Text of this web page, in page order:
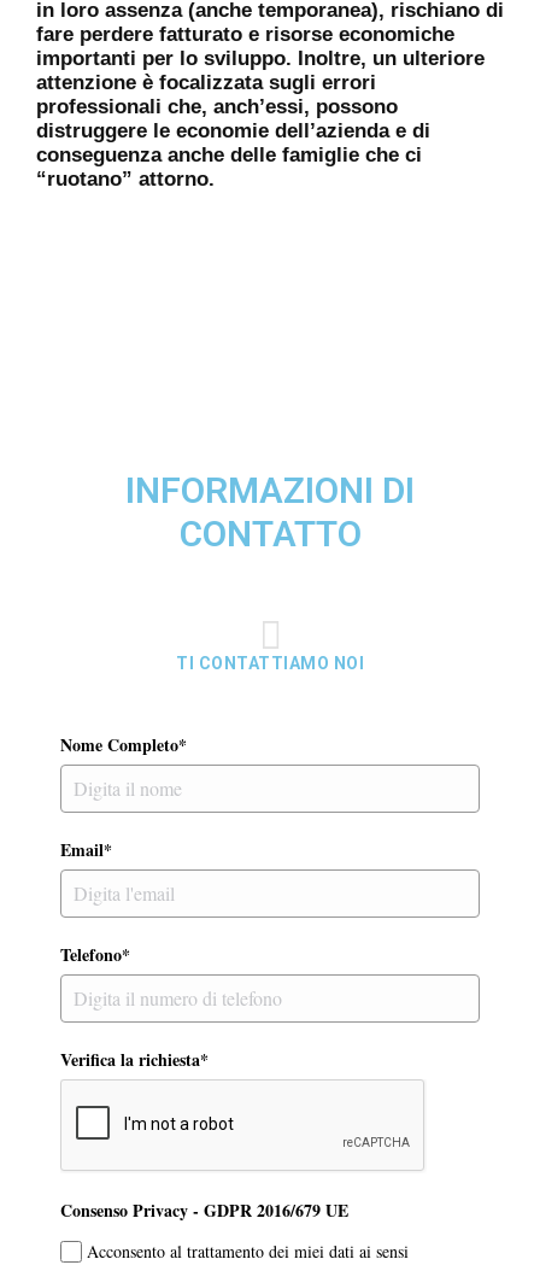
in loro assenza (anche temporanea), rischiano di
fare perdere fatturato e risorse economiche
importanti per lo sviluppo. Inoltre, un ulteriore
attenzione è focalizzata sugli errori
professionali che, anch’essi, possono
distruggere le economie dell’azienda e di
conseguenza anche delle famiglie che ci
“ruotano” attorno.
INFORMAZIONI DI
CONTATTO
TI CONTATTIAMO NOI
Nome Completo*
Email*
Telefono*
Verifica la richiesta*
Consenso Privacy - GDPR 2016/679 UE
Acconsento al trattamento dei miei dati ai sensi